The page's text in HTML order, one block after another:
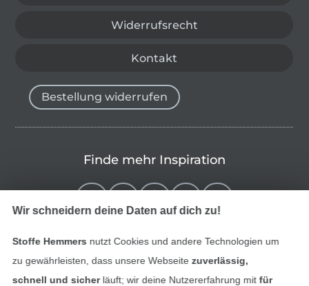
Widerrufsrecht
Kontakt
Bestellung widerrufen
Finde mehr Inspiration
Wir schneidern deine Daten auf dich zu!
Stoffe Hemmers nutzt Cookies und andere Technologien um
zu gewährleisten, dass unsere Webseite zuverlässig,
schnell und sicherläuft; wir deine Nutzererfahrung mitfür